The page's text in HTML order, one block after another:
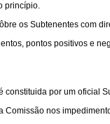
princípio.
os Subtenentes com
pontos positivos e
constituida por um oficial
nos